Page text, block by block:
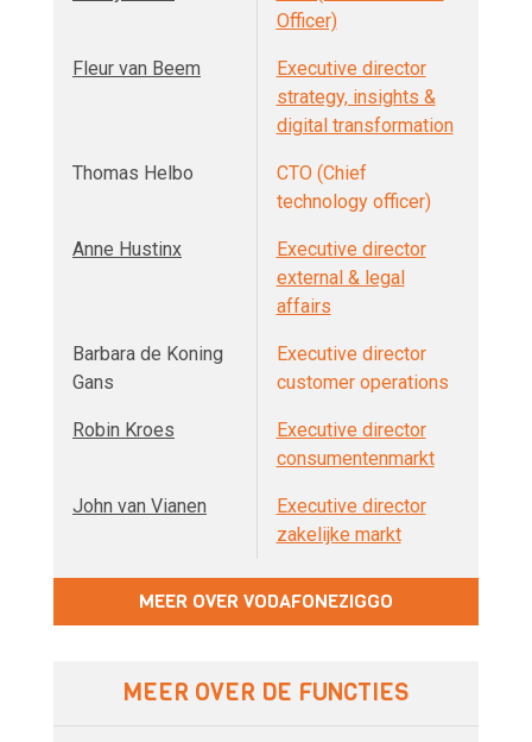
Officer)
Fleur van Beem
Executive director
strategy, insights &
digital transformation
Thomas Helbo
CTO (Chief
technology officer)
Anne Hustinx
Executive director
external & legal
affairs
Barbara de Koning
Gans
Executive director
customer operations
Robin Kroes
Executive director
consumentenmarkt
John van Vianen
Executive director
zakelijke markt
MEER OVER VODAFONEZIGGO
MEER OVER DE FUNCTIES